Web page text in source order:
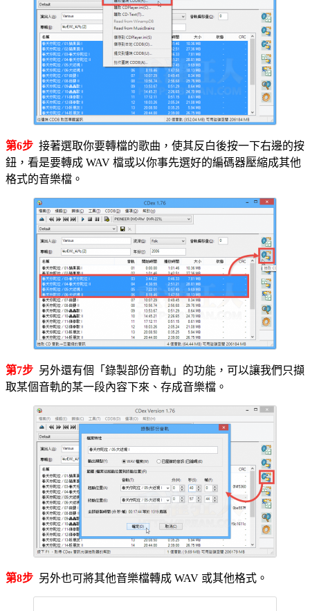
第6步 接著選取你要轉檔的歌曲，使其反白後按一下右邊的按
鈕，看是要轉成 WAV 檔或以你事先選好的編碼器壓縮成其他
格式的音樂檔。
第7步 另外還有個「錄製部份音軌」的功能，可以讓我們只擷
取某個音軌的某一段內容下來、存成音樂檔。
第8步 另外也可將其他音樂檔轉成 WAV 或其他格式。